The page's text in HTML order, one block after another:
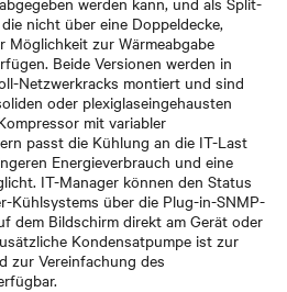
nicht über eine Doppeldecke,
Möglichkeit zur Wärmeabgabe
Beide Versionen werden in
Netzwerkracks montiert und sind
oder plexiglaseingehausten
mit variabler
passt die Kühlung an die IT-Last
Energieverbrauch und eine
IT-Manager können den Status
Kühlsystems über die Plug-in-SNMP-
dem Bildschirm direkt am Gerät oder
Kondensatpumpe ist zur
zur Vereinfachung des